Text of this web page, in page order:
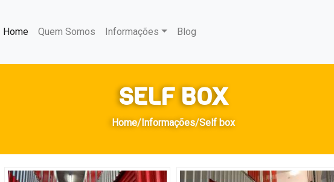
Home(current)
Quem Somos Informações Blog
SELF BOX
Home/Informações/Self box